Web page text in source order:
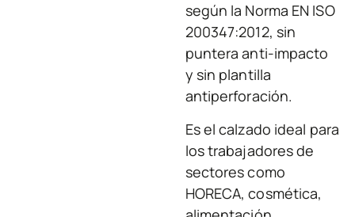
según la Norma EN ISO
200347:2012, sin
puntera anti-impacto
y sin plantilla
antiperforación.
Es el calzado ideal para
los trabajadores de
sectores como
HORECA, cosmética,